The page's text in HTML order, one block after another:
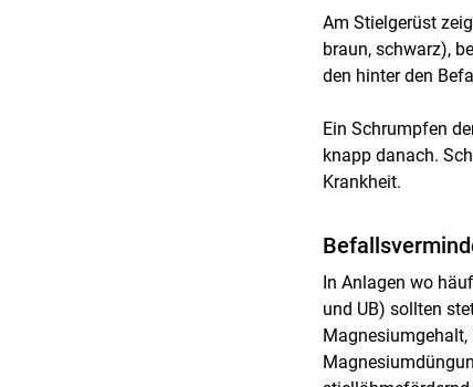
Am Stielgerüst
braun, schwarz),
den hinter den
Ein Schrumpfen
knapp danach.
Krankheit.
In Anlagen wo
und UB) sollten